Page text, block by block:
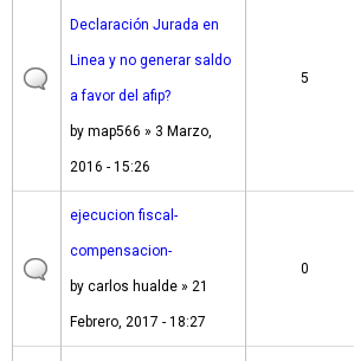
Declaración Jurada en
Linea y no generar saldo
a favor del afip?
by map566 » 3 Marzo,
2016 - 15:26
5
ejecucion fiscal-
compensacion-
by carlos hualde » 21
Febrero, 2017 - 18:27
0